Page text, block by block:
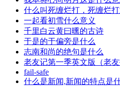
什么叫死缠烂打，死缠烂
一起看初雪什么意义
千里白云黄曰曛的古诗
于是的于偏旁是什么
志南和尚的绝句是什么
老友记第一季英文版（老友
fail-safe
什么是新闻,新闻的特点是